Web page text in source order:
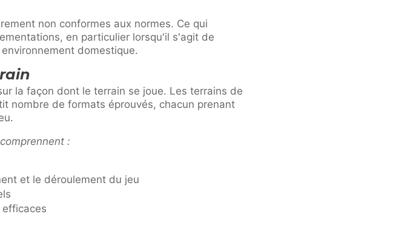
non conformes aux normes. Ce qui
en particulier lorsqu'il s'agit de
domestique.
la façon dont le terrain se joue. Les terrains de
nombre de formats éprouvés, chacun prenant
:
et le déroulement du jeu